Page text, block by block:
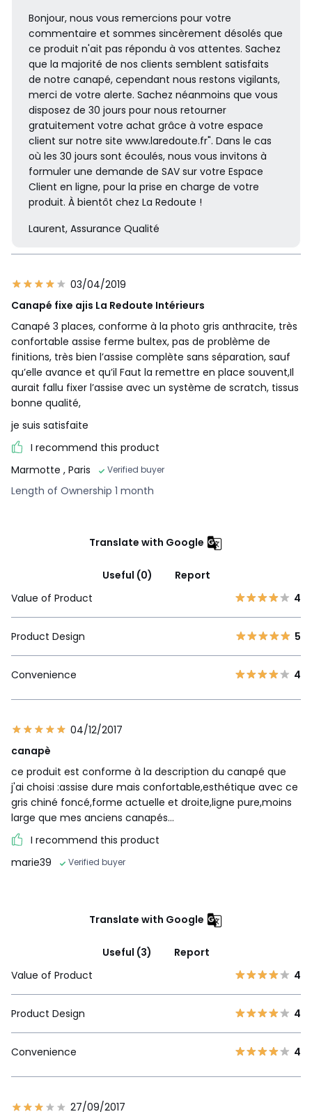
Bonjour, nous vous remercions pour votre
commentaire et sommes sincèrement désolés que
ce produit n'ait pas répondu à vos attentes. Sachez
que la majorité de nos clients semblent satisfaits
de notre canapé, cependant nous restons vigilants,
merci de votre alerte. Sachez néanmoins que vous
disposez de 30 jours pour nous retourner
gratuitement votre achat grâce à votre espace
client sur notre site www.laredoute.fr". Dans le cas
où les 30 jours sont écoulés, nous vous invitons à
formuler une demande de SAV sur votre Espace
Client en ligne, pour la prise en charge de votre
produit. À bientôt chez La Redoute !
Laurent, Assurance Qualité
03/04/2019
Canapé fixe ajis La Redoute Intérieurs
Canapé 3 places, conforme à la photo gris anthracite, très
confortable assise ferme bultex, pas de problème de
finitions, très bien l’assise complète sans séparation, sauf
qu’elle avance et qu’il Faut la remettre en place souvent,Il
aurait fallu fixer l’assise avec un système de scratch, tissus
bonne qualité,
je suis satisfaite
I recommend this product
Marmotte , Paris Verified buyer
Length of Ownership 1 month
Translate with Google
Useful (0)
Report
Value of Product
4
Product Design 5
Convenience 4
04/12/2017
canapè
ce produit est conforme à la description du canapé que
j'ai choisi :assise dure mais confortable,esthétique avec ce
gris chiné foncé,forme actuelle et droite,ligne pure,moins
large que mes anciens canapés...
I recommend this product
marie39
Verified buyer
Translate with Google
Useful (3)
Report
Value of Product
4
Product Design 4
Convenience 4
27/09/2017